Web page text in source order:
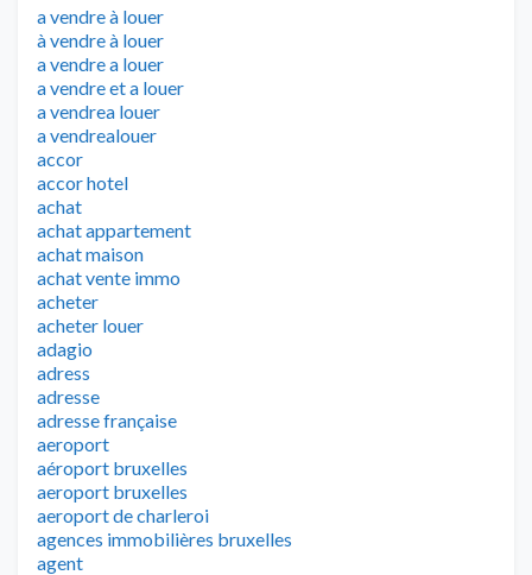
a vendre à louer
à vendre à louer
a vendre a louer
a vendre et a louer
a vendrea louer
a vendrealouer
accor
accor hotel
achat
achat appartement
achat maison
achat vente immo
acheter
acheter louer
adagio
adress
adresse
adresse française
aeroport
aéroport bruxelles
aeroport bruxelles
aeroport de charleroi
agences immobilières bruxelles
agent